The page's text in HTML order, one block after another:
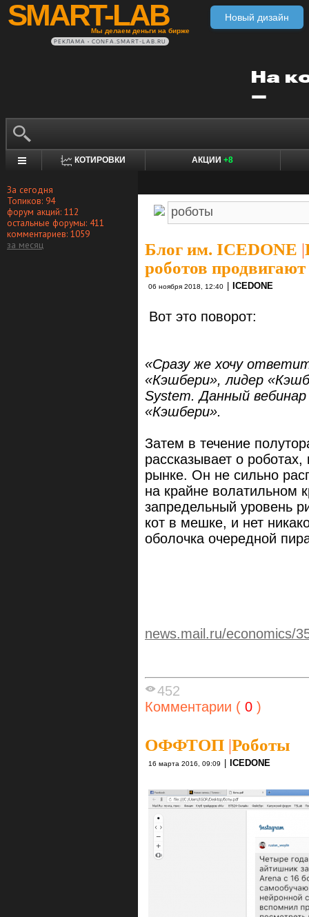
SMART-LAB
Мы делаем деньги на бирже
Новый дизайн
РЕКЛАМА • CONFA.SMART-LAB.RU
КОТИРОВКИ АКЦИИ +8
За сегодня
Топиков: 94
форум акций: 112
остальные форумы: 411
комментариев: 1059
за месяц
Блог им. ICEDONE |
роботов
06 ноября 2018, 12:40 ICEDONE
Вот это поворот:
«Сразу же хочу
«Кэшбери», лидер
System. Данный
«Кэшбери».
Затем в течение
рассказывает о
рынке. Он не сильно
на крайне волатильном
запредельный уровень
кот в мешке, и нет
оболочка очередной
news.mail.ru/economics/
452
Комментарии ( 0 )
ОФФТОП |Роботы
16 марта 2016, 09:09 | ICEDONE